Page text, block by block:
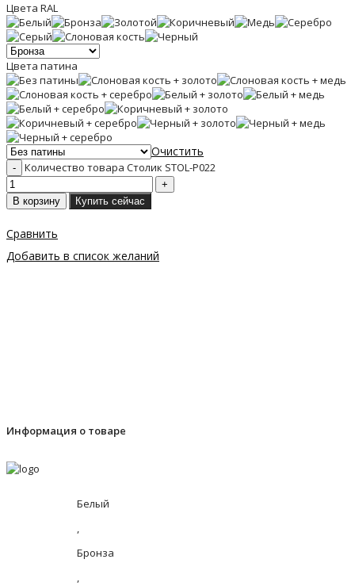
Цвета RAL
Цвета патина
Очистить
Количество товара Столик STOL-P022
В корзину Купить сейчас
Сравнить
Добавить в список желаний
Информация о товаре
Белый
,
Бронза
,